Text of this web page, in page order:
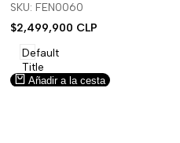
deseos.
SKU: FEN0060
Precio
venta
$2,499,900 CLP
Default
Title
Añadir a la cesta